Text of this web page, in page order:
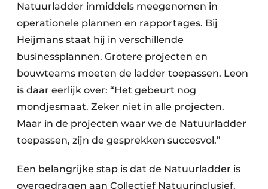
Natuurladder inmiddels meegenomen in
operationele plannen en rapportages. Bij
Heijmans staat hij in verschillende
businessplannen. Grotere projecten en
bouwteams moeten de ladder toepassen. Leon
is daar eerlijk over: “Het gebeurt nog
mondjesmaat. Zeker niet in alle projecten.
Maar in de projecten waar we de Natuurladder
toepassen, zijn de gesprekken succesvol.”
Een belangrijke stap is dat de Natuurladder is
overgedragen aan Collectief Natuurinclusief.